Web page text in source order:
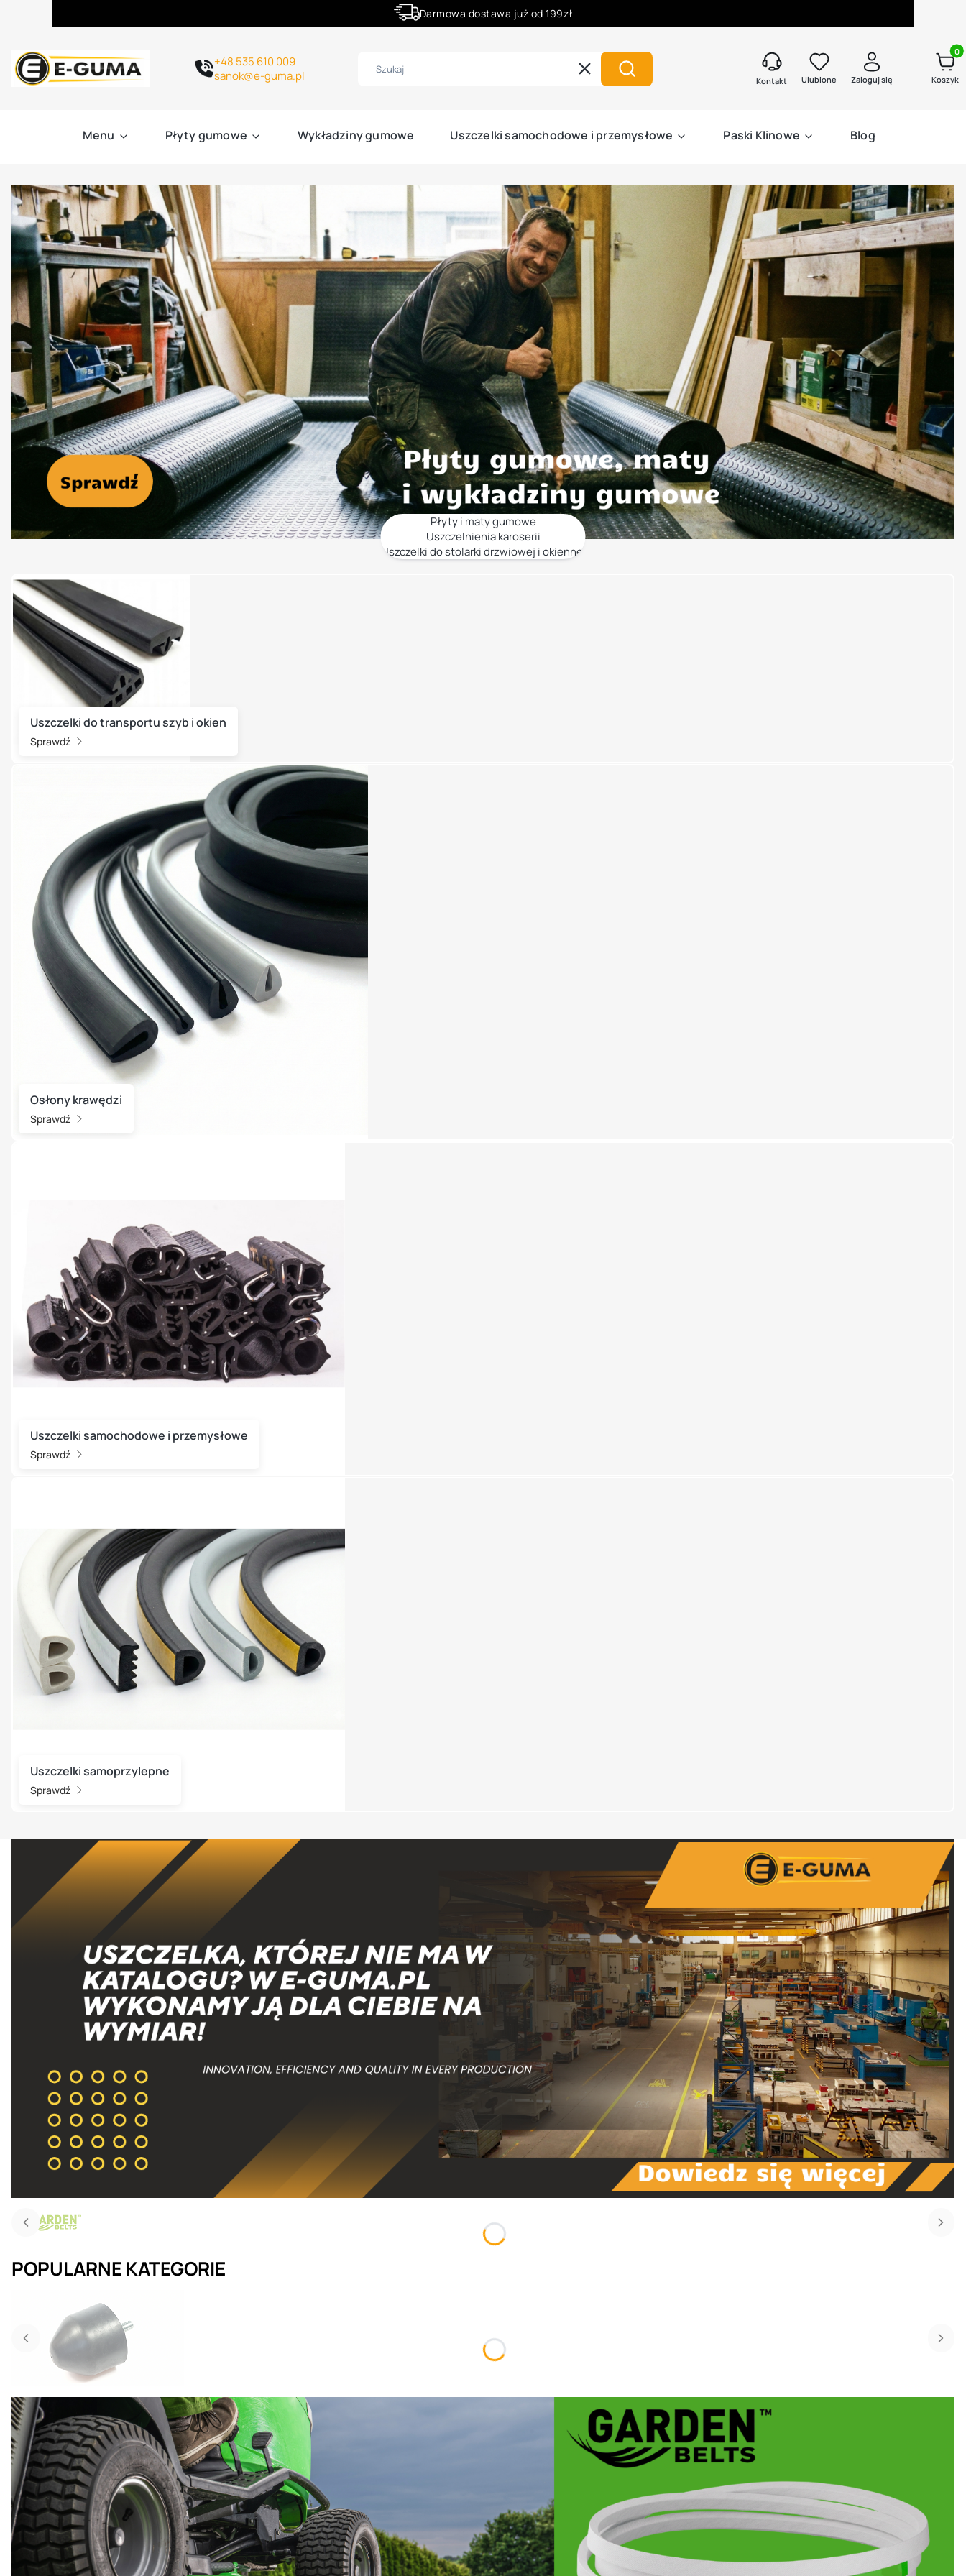
Darmowa dostawa już od 199zł
+48 535 610 009
sanok@e-guma.pl
Wyczyść Szukaj Kontakt Ulubione Zaloguj się Koszyk
Menu Płyty gumowe Wykładziny gumowe Uszczelki samochodowe i przemysłowe Paski Klinowe Blog
Płyty i maty gumowe
Uszczelnienia karoserii
Uszczelki do stolarki drzwiowej i okiennej
Uszczelki do transportu szyb i okien
Sprawdź
Osłony krawędzi
Sprawdź
Uszczelki samochodowe i przemysłowe
Sprawdź
Uszczelki samoprzylepne
Sprawdź
POPULARNE KATEGORIE